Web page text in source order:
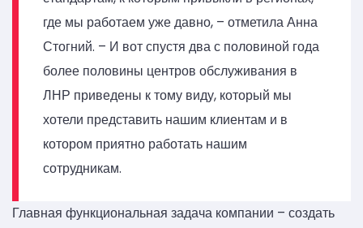
где мы работаем уже давно, – отметила Анна
Стогний. – И вот спустя два с половиной года
более половины центров обслуживания в
ЛНР приведены к тому виду, который мы
хотели представить нашим клиентам и в
котором приятно работать нашим
сотрудникам.
Главная функциональная задача компании – создать